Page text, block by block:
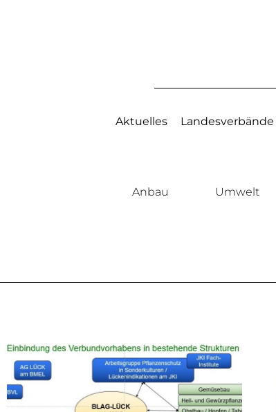
Aktuelles Landesverbände
Anbau Umwelt